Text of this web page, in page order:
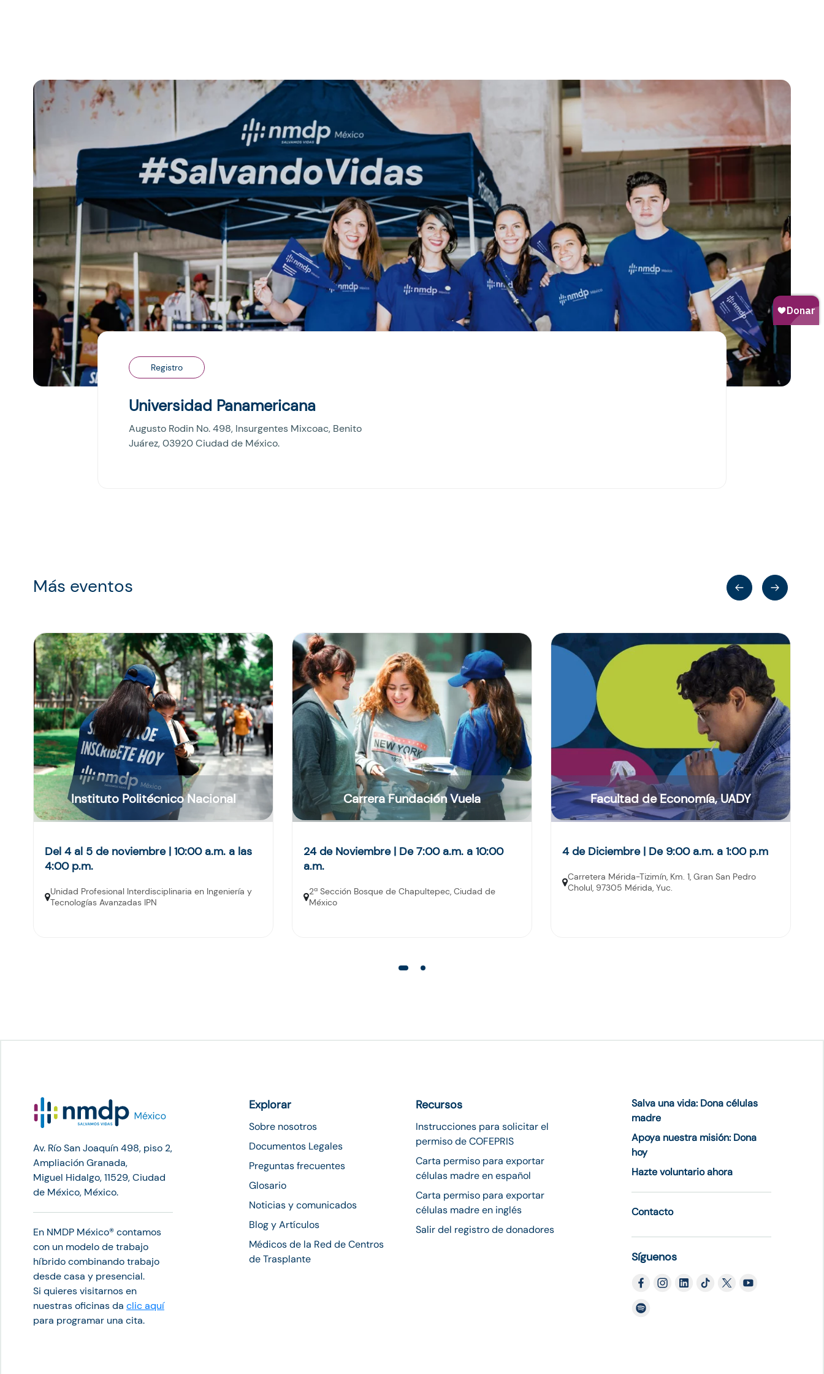
Registro
Universidad Panamericana
Augusto Rodin No. 498, Insurgentes Mixcoac, Benito
Juárez, 03920 Ciudad de México.
Más eventos
Instituto Politécnico Nacional
Del 4 al 5 de noviembre | 10:00 a.m. a las
4:00 p.m.
Unidad Profesional Interdisciplinaria en Ingeniería y
Tecnologías Avanzadas IPN
Carrera Fundación Vuela
24 de Noviembre | De 7:00 a.m. a 10:00
a.m.
2ª Sección Bosque de Chapultepec, Ciudad de
México
Facultad de Economía, UADY
4 de Diciembre | De 9:00 a.m. a 1:00 p.m
Carretera Mérida-Tizimín, Km. 1, Gran San Pedro
Cholul, 97305 Mérida, Yuc.
Av. Río San Joaquín 498, piso 2,
Ampliación Granada,
Miguel Hidalgo, 11529, Ciudad
de México, México.
En NMDP México®︎ contamos
con un modelo de trabajo
híbrido combinando trabajo
desde casa y presencial.
Si quieres visitarnos en
nuestras oficinas da clic aquí
para programar una cita.
Explorar
Sobre nosotros
Documentos Legales
Preguntas frecuentes
Glosario
Noticias y comunicados
Blog y Artículos
Médicos de la Red de Centros
de Trasplante
Recursos
Instrucciones para solicitar el
permiso de COFEPRIS
Carta permiso para exportar
células madre en español
Carta permiso para exportar
células madre en inglés
Salir del registro de donadores
Salva una vida: Dona células
madre
Apoya nuestra misión: Dona
hoy
Hazte voluntario ahora
Contacto
Síguenos